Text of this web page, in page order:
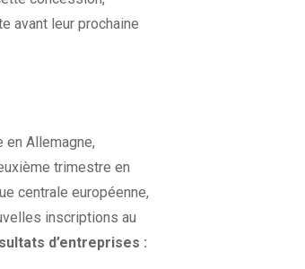
avant leur prochaine
Allemagne,
trimestre en
centrale européenne,
inscriptions au
d’entreprises :